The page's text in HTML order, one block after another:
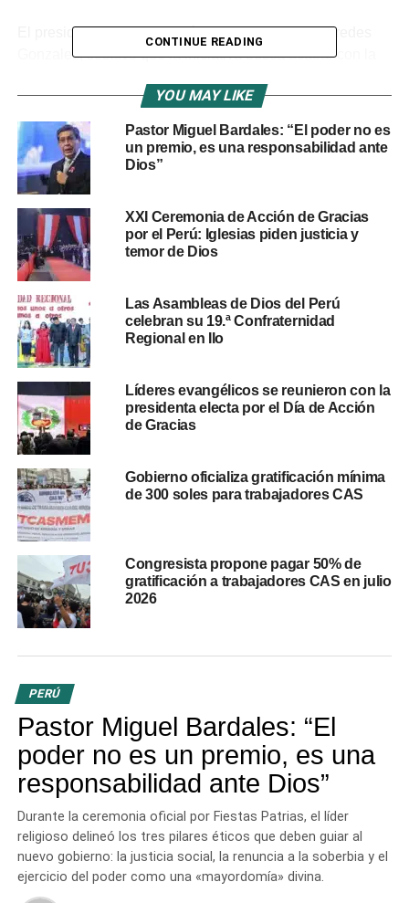
El presidente de la Comisión de Trabajo, Alex Paredes
Gonzales, sostuvo que la iniciativa busca acabar con la
régimen. Por su parte, el vicepresidente de la Comisión
de Presupuesto, Raúl Doroteo, indicó que el dictamen
apunta a resolver la precariedad y las condiciones
desiguales en el sector público.
como el acceso a una línea de carrera y una escala
salarial adecuada. La propuesta contó con las opiniones
favorables de Servir, el Ministerio de Trabajo, la
Defensoría del Pueblo y la CGTP.
RELATED TOPICS: CONGRESO
CTS
DECRETO LEGISLATIVO 1057
GRATIFICACIÓN
TRABAJADORES PÚBLICOS
UP NEXT
Presidenta Dina Boluarte Viajará a Nueva York
para la Asamblea General ONU mientras se
anuncian protestas en Perú
DON'T MISS
Autoridades del Cusco y el Ejecutivo acuerdan
un plan de contingencia para Machupicchu
CONTINUE READING
YOU MAY LIKE
Pastor Miguel Bardales: “El poder no es
un premio, es una responsabilidad ante
Dios”
XXI Ceremonia de Acción de Gracias
por el Perú: Iglesias piden justicia y
temor de Dios
Las Asambleas de Dios del Perú
celebran su 19.ª Confraternidad
Regional en Ilo
Líderes evangélicos se reunieron con la
presidenta electa por el Día de Acción
de Gracias
Gobierno oficializa gratificación mínima
de 300 soles para trabajadores CAS
Congresista propone pagar 50% de
gratificación a trabajadores CAS en julio
2026
PERÚ
Pastor Miguel Bardales: “El
poder no es un premio, es una
responsabilidad ante Dios”
Durante la ceremonia oficial por Fiestas Patrias, el líder
religioso delineó los tres pilares éticos que deben guiar al
nuevo gobierno: la justicia social, la renuncia a la soberbia y el
ejercicio del poder como una «mayordomía» divina.